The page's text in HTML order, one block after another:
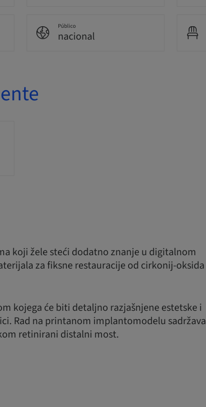
Público
nacional
koji žele steći dodatno znanje u digitalnom
za fiksne restauracije od cirkonij-oksida
kojega će biti detaljno razjašnjene estetske i
Rad na printanom implantomodelu sadržava
retinirani distalni most.